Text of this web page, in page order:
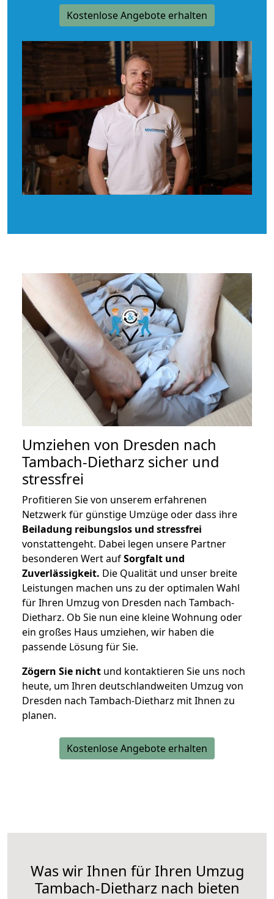
Kostenlose Angebote erhalten
Umziehen von Dresden nach
Tambach-Dietharz sicher und
stressfrei
Profitieren Sie von unserem erfahrenen
Netzwerk für günstige Umzüge oder dass ihre
Beiladung reibungslos und stressfrei
vonstattengeht. Dabei legen unsere Partner
besonderen Wert aufSorgfalt und
Zuverlässigkeit. Die Qualität und unser breite
Leistungen machen uns zu der optimalen Wahl
für Ihren Umzug von Dresden nach Tambach-
Dietharz. Ob Sie nun eine kleine Wohnung oder
ein großes Haus umziehen, wir haben die
passende Lösung für Sie.
Zögern Sie nicht und kontaktieren Sie uns noch
heute, um Ihren deutschlandweiten Umzug von
Dresden nach Tambach-Dietharz mit Ihnen zu
planen.
Kostenlose Angebote erhalten
Was wir Ihnen für Ihren Umzug
Tambach-Dietharz nach bieten